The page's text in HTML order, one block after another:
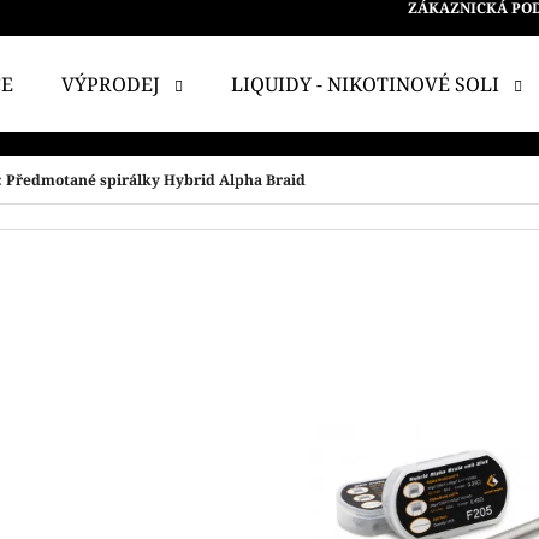
ZÁKAZNICKÁ
VÝPRODEJ LIQUIDY - NIKOTINOVÉ SOLI
Předmotané spirálky Hybrid Alpha Braid
NAJÍT?